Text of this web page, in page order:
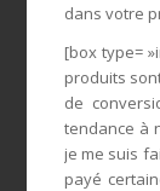
dans votre
[box type=
produits
de
tendance à
je me suis
payé